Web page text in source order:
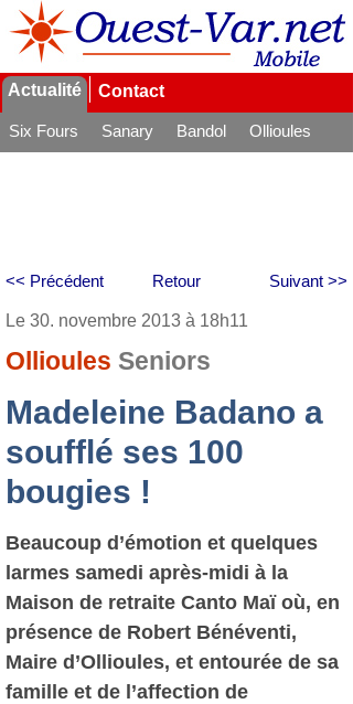
Actualité Contact
Six Fours Sanary Bandol
Ollioules
Retour
<< Précédent Suivant >>
Le 30. novembre 2013 à 18h11
Ollioules Seniors
Madeleine Badano a
soufflé ses 100
bougies !
Beaucoup d’émotion et quelques
larmes samedi après-midi à la
Maison de retraite Canto Maï où, en
présence de Robert Bénéventi,
Maire d’Ollioules, et entourée de sa
famille et de l’affection de